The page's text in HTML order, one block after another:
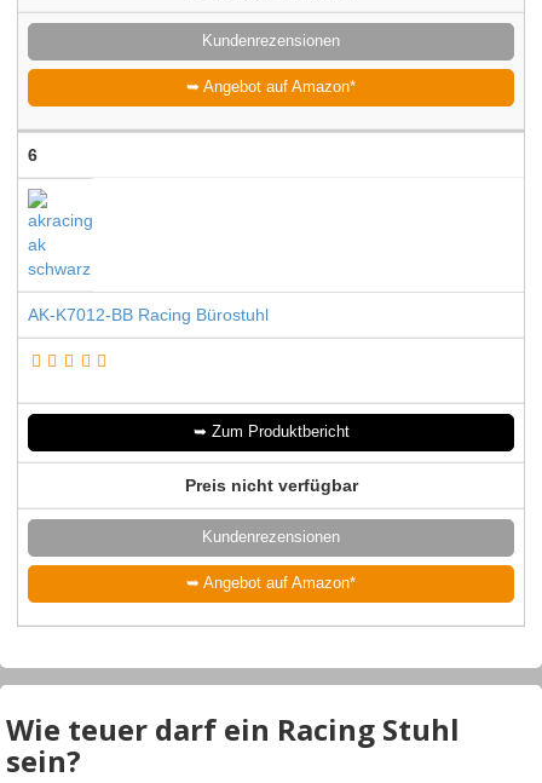
Kundenrezensionen
➥ Angebot auf Amazon*
6
AK-K7012-BB Racing Bürostuhl
➥ Zum Produktbericht
Preis nicht verfügbar
Kundenrezensionen
➥ Angebot auf Amazon*
Wie teuer darf ein Racing Stuhl
sein?